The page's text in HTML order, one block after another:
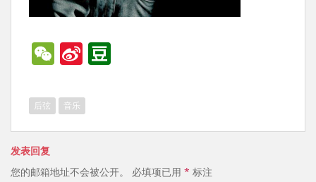
W
C
h
Si
a
W
b n
后弦 音乐
发表回复
您的邮箱地址不会被公开。 必填项已用 * 标注